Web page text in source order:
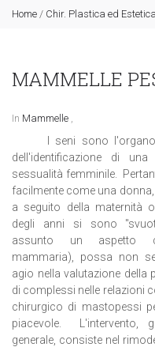
Home / Chir. Plastica ed Estetica
MAMMELLE
In Mammelle
I seni sono l'organo
dell'identificazione di
sessualità femminile.
facilmente come una
a seguito della maternità
degli anni si sono
assunto un aspetto
mammaria), possa non
agio nella valutazione
di complessi nelle relazioni
chirurgico di mastopessi
piacevole. L'intervento,
generale, consiste nel